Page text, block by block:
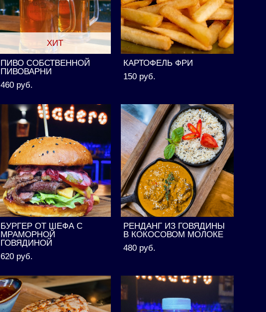
ХИТ
ПИВО СОБСТВЕННОЙ
ПИВОВАРНИ
460 pуб.
КАРТОФЕЛЬ ФРИ
150 pуб.
БУРГЕР ОТ ШЕФА С
МРАМОРНОЙ
ГОВЯДИНОЙ
620 pуб.
РЕНДАНГ ИЗ ГОВЯДИНЫ
В КОКОСОВОМ МОЛОКЕ
480 pуб.